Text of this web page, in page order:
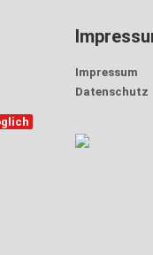
Impressum
Datenschutz